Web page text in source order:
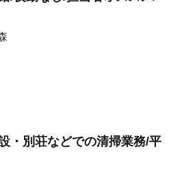
・別荘などでの清掃業務/平